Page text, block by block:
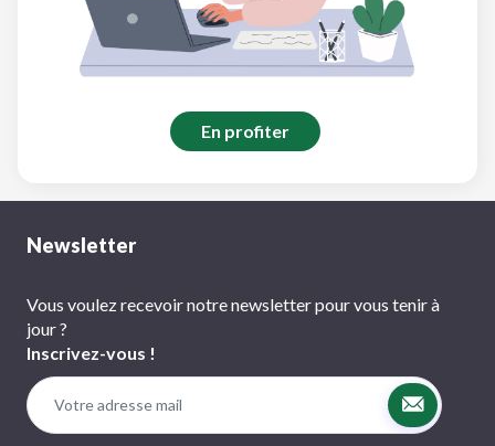
En profiter
Newsletter
Vous voulez recevoir notre newsletter pour vous tenir à
jour ?
Inscrivez-vous !